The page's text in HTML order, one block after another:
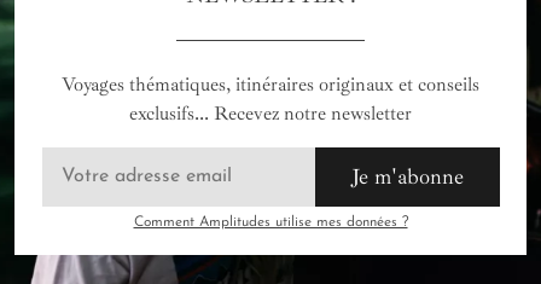
Voyages thématiques, itinéraires originaux et conseils
exclusifs... Recevez notre newsletter
Je m'abonne
Comment Amplitudes utilise mes données ?